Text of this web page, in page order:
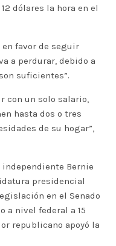
dólares la hora en el
favor de seguir
a perdurar, debido a
suficientes”.
con un solo salario,
hasta dos o tres
de su hogar”,
independiente Bernie
presidencial
en el Senado
a nivel federal a 15
republicano apoyó la